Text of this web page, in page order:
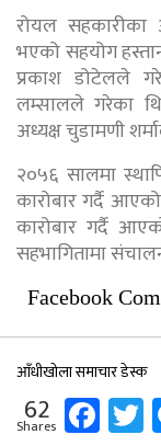
रोयल सहकारीका
भएको सहयोग
प्रकाश डोटेलले
लम्सालले गरेका
अध्यक्ष चुडामणी
२०५६ सालमा
कारोबार गर्दै
कारोबार गर्दै
सहभागितामा
Facebook
आँधीखोला समाचार डेस्क
62
Shares